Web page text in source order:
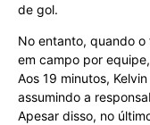
de gol.
No entanto, quando
em campo por
Aos 19 minutos,
assumindo a
Apesar disso, no